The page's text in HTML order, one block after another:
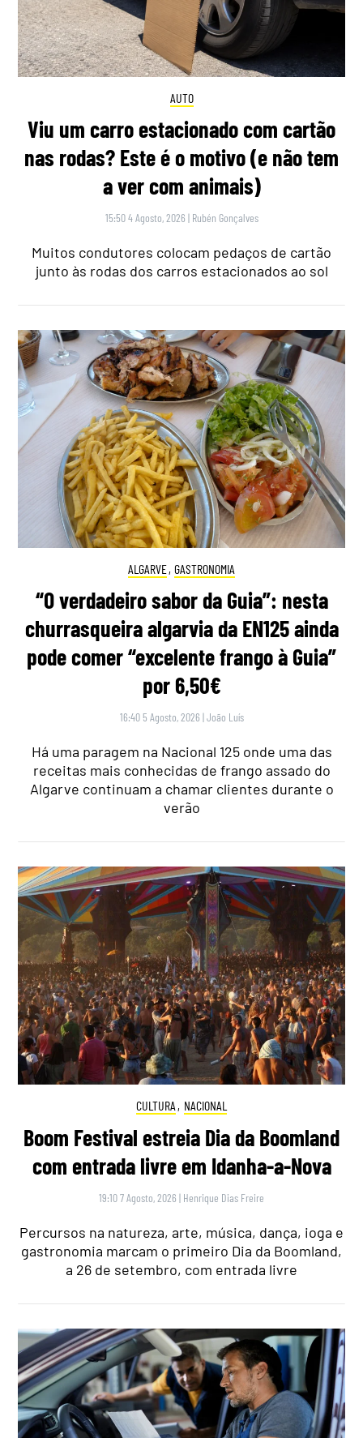
AUTO
Viu um carro estacionado com cartão
nas rodas? Este é o motivo (e não tem
a ver com animais)
15:50 4 Agosto, 2026 | Rubén Gonçalves
Muitos condutores colocam pedaços de cartão
junto às rodas dos carros estacionados ao sol
ALGARVE, GASTRONOMIA
“O verdadeiro sabor da Guia”: nesta
churrasqueira algarvia da EN125 ainda
pode comer “excelente frango à Guia”
por 6,50€
16:40 5 Agosto, 2026 |João Luís
Há uma paragem na Nacional 125 onde uma das
receitas mais conhecidas de frango assado do
Algarve continuam a chamar clientes durante o
verão
CULTURA , NACIONAL
Boom Festival estreia Dia da Boomland
com entrada livre em Idanha-a-Nova
19:10 7 Agosto, 2026 | Henrique Dias Freire
Percursos na natureza, arte, música, dança, ioga e
gastronomia marcam o primeiro Dia da Boomland,
a 26 de setembro, com entrada livre